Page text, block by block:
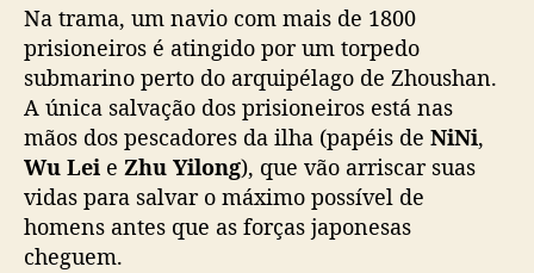
o
n
g
i
R
e
s
c
https://t.co/5I45hlKkty
Cast:#ZhuYiLong #WuLei(#LeoWu)#NiNi(#
倪妮 #NiNi倪妮 )#YangHaoYu #ChenMingHao
etc
~11 Jun 2025~pic.twitter.com/lQUs57h9wd
— fkshi (@FKShi)
Na trama, um navio com mais de 1800
prisioneiros é atingido por um torpedo
submarino perto do arquipélago de Zhoushan.
A única salvação dos prisioneiros está nas
mãos dos pescadores da ilha (papéis de NiNi,
Wu Lei e Zhu Yilong), que vão arriscar suas
vidas para salvar o máximo possível de
homens antes que as forças japonesas
cheguem.